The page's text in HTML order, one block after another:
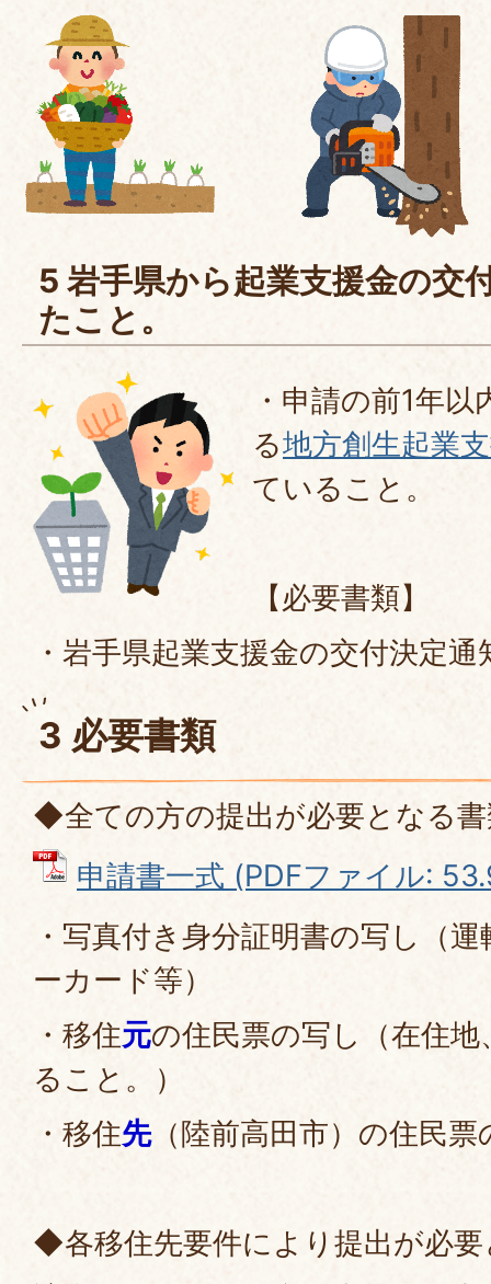
5 岩手県から起業支援金の交
たこと。
・申請の前1年
る地方創生起業
ていること。
【必要書類】
・岩手県起業支援金の交付決定
3 必要書類
◆全ての方の提出が必要となる
申請書一式 (PDFファイル:
・写真付き身分証明書の写し（
ーカード等）
・移住元の住民票の写し（在住
ること。）
・移住先（陸前高田市）の住民票
◆各移住先要件により提出が必要